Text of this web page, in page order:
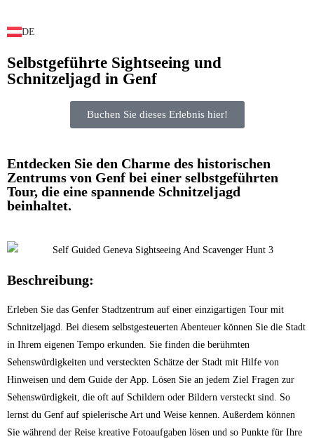
DE
IT
Selbstgeführte Sightseeing und
Schnitzeljagd in Genf
Buchen Sie dieses Erlebnis hier!
Entdecken Sie den Charme des historischen
Zentrums von Genf bei einer selbstgeführten
Tour, die eine spannende Schnitzeljagd
beinhaltet.
Beschreibung:
Erleben Sie das Genfer Stadtzentrum auf einer einzigartigen Tour mit
Schnitzeljagd. Bei diesem selbstgesteuerten Abenteuer können Sie die Stadt
in Ihrem eigenen Tempo erkunden. Sie finden die berühmten
Sehenswürdigkeiten und versteckten Schätze der Stadt mit Hilfe von
Hinweisen und dem Guide der App. Lösen Sie an jedem Ziel Fragen zur
Sehenswürdigkeit, die oft auf Schildern oder Bildern versteckt sind. So
lernst du Genf auf spielerische Art und Weise kennen. Außerdem können
Sie während der Reise kreative Fotoaufgaben lösen und so Punkte für Ihre